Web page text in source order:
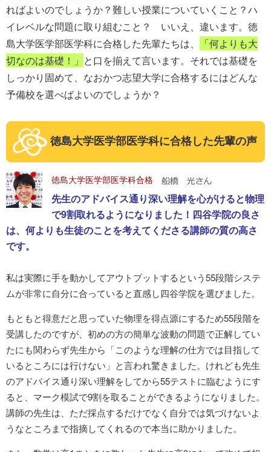
ればよいのでしょうか？難しい授業についていくこと？ハ
イレベルな問題に取り組むこと？ いいえ、違います。徳
島大学医学部医学科に合格した先輩たちは、
「何よりも大
切なのは基礎！」 と口を揃えて言います。それでは基礎を
しっかり固めて、なおかつ志望大学に合格するにはどんな
予備校を選べばよいのでしょうか？
徳島大学医学部医学科に合格した先輩の声
徳島大学医学部医学科合格
先生のアドバイス通り深い理解を心がけると物理
で9割取れるようになりました！四谷学院の良さ
は、何よりも生徒のことを考えてくださる講師の質の高さ
です。
私は実際に手を動かしてアウトプットするという55段階システ
ムが非常に自分に合っていると直感し四谷学院を選びました。
もともと得意だと思っていた物理を得点源にするため55段階を
受講したのですが、初めの方の簡単な波動の問題で正解してい
たにも関わらず先生から「このような理解の仕方では目指して
いるところには行けない」と言われ驚きました。けれども先生
のアドバイス通り深い理解をしてから55テストに臨むようにす
ると、マーク模試で9割を取ることができるようになりました。
講師の先生は、ただ採点するだけでなく自分では気づけないよ
うなところまで指摘してくれるので本当に助かりました。